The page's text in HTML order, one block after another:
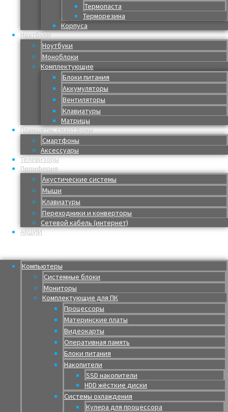
Термопаста
Терморезина
Корпуса
Ноутбуки
Ноутбуки
Моноблоки
Комплектующие
Блоки питания
Аккумуляторы
Вентиляторы
Клавиатуры
Матрицы
Планшеты, смартфоны
Смартфоны
Аксессуары
Телевизоры
Периферия
Акустические системы
Мыши
Клавиатуры
Переходники и конверторы
Сетевой кабель (интернет)
АКЦИИ
Компьютеры
Системные блоки
Мониторы
Комплектующие для ПК
Процессоры
Материнские платы
Видеокарты
Оперативная память
Блоки питания
Накопители
SSD накопители
HDD жёсткие диски
Системы охлаждения
Кулера для процессора